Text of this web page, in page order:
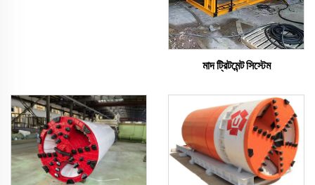
মাদ ট্রিটমেন্ট সিস্টেম